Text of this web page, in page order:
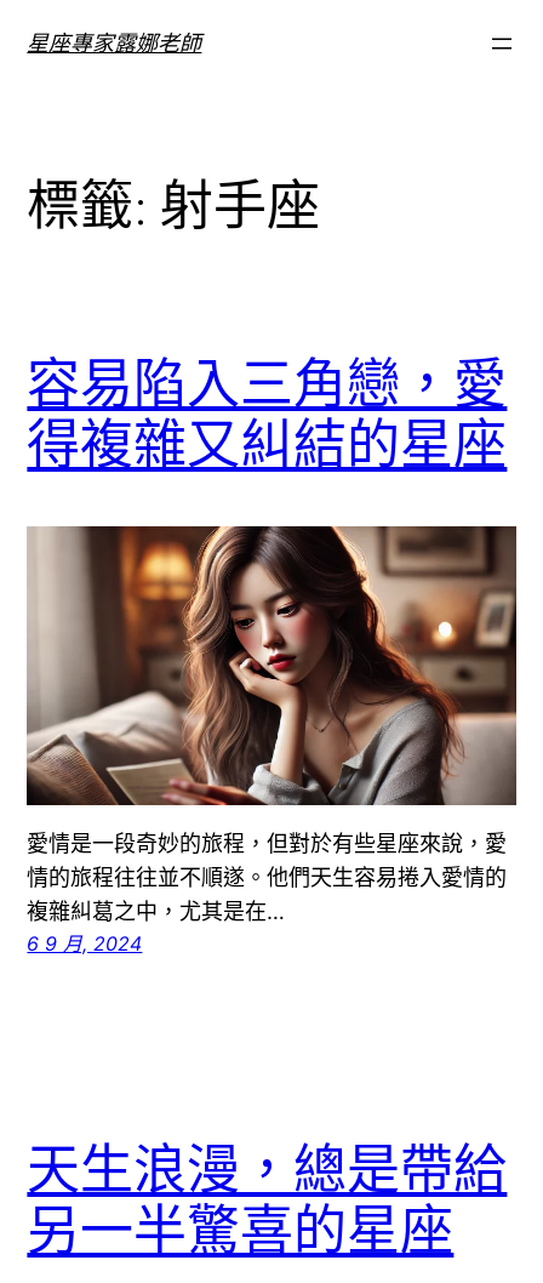
星座專家露娜老師
標籤: 射手座
容易陷入三角戀，愛
得複雜又糾結的星座
愛情是一段奇妙的旅程，但對於有些星座來說，愛
情的旅程往往並不順遂。他們天生容易捲入愛情的
複雜糾葛之中，尤其是在…
6 9 月, 2024
天生浪漫，總是帶給
另一半驚喜的星座